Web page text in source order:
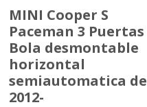
MINI Cooper S
Paceman 3 Puertas
Bola desmontable
horizontal
semiautomatica de
2012-